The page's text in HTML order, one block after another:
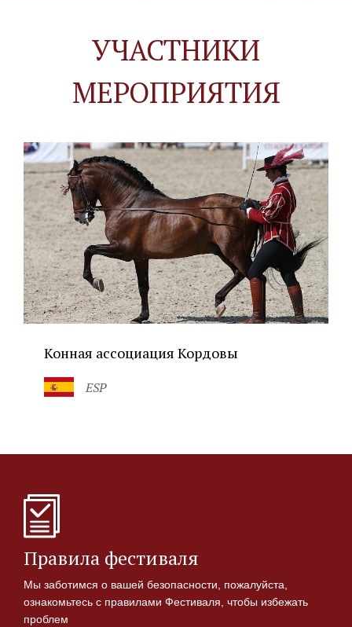
УЧАСТНИКИ
МЕРОПРИЯТИЯ
Конная ассоциация Кордовы
ESP
Правила фестиваля
Мы заботимся о вашей безопасности, пожалуйста,
ознакомьтесь с правилами Фестиваля, чтобы избежать
проблем